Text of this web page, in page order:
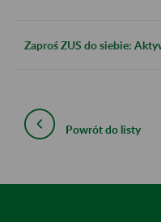
Zaproś ZUS do siebie:
Powrót do listy